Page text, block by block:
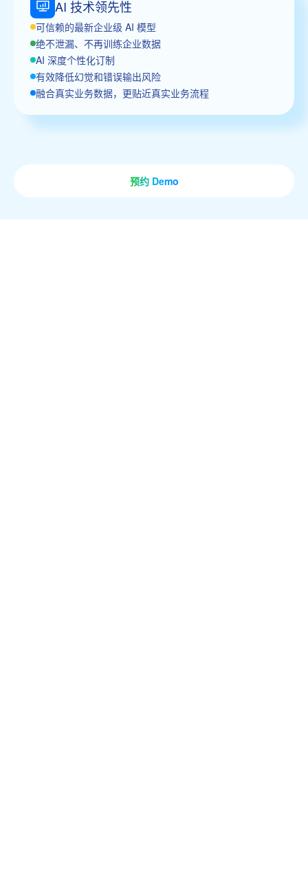
AI 技术领先性
可信赖的最新企业级 AI 模型
绝不泄漏、不再训练企业数据
AI 深度个性化订制
有效降低幻觉和错误输出风险
融合真实业务数据，更贴近真实业务流程
预约 Demo